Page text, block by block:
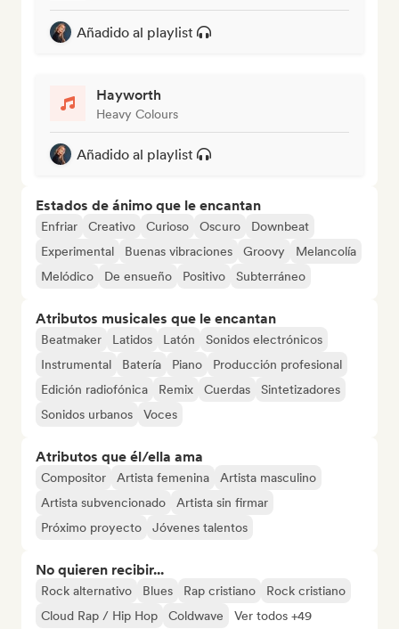
Añadido al playlist
Hayworth
Heavy Colours
Añadido al playlist
Estados de ánimo que le encantan
Enfriar Creativo Curioso Oscuro
Downbeat
Experimental
Buenas vibraciones Groovy
Melancolía
Melódico
De ensueño Positivo Subterráneo
Atributos musicales que le encantan
Beatmaker Latidos Latón
Sonidos electrónicos
Instrumental
Batería Piano
Producción profesional
Edición radiofónica
Remix Cuerdas
Sintetizadores
Sonidos urbanos
Voces
Atributos que él/ella ama
Compositor Artista femenina
Artista masculino
Artista subvencionado
Artista sin firmar
Próximo proyecto
Jóvenes talentos
No quieren recibir...
Rock alternativo Blues Rap cristiano
Rock cristiano
Cloud Rap / Hip Hop
Coldwave Ver todos +49